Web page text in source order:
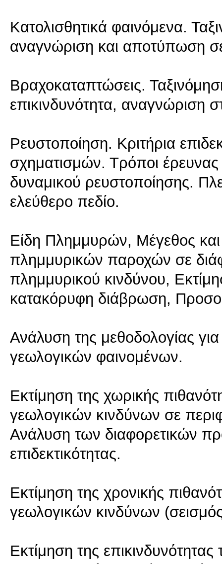
Κατολισθητικά φαινόμενα.
αναγνώριση και αποτύπωση
Βραχοκαταπτώσεις.
επικινδυνότητα, αναγνώριση
Ρευστοποίηση. Κριτήρια
σχηματισμών. Τρόποι έρευνας
δυναμικού ρευστοποίησης.
ελεύθερο πεδίο.
Είδη Πλημμυρών, Μέγεθος
πλημμυρικών παροχών σε
πλημμυρικού κινδύνου,
κατακόρυφη διάβρωση,
Ανάλυση της μεθοδολογίας
γεωλογικών φαινομένων.
Εκτίμηση της χωρικής
γεωλογικών κινδύνων σε
Ανάλυση των διαφορετικών
επιδεκτικότητας.
Εκτίμηση της χρονικής
γεωλογικών κινδύνων
Εκτίμηση της